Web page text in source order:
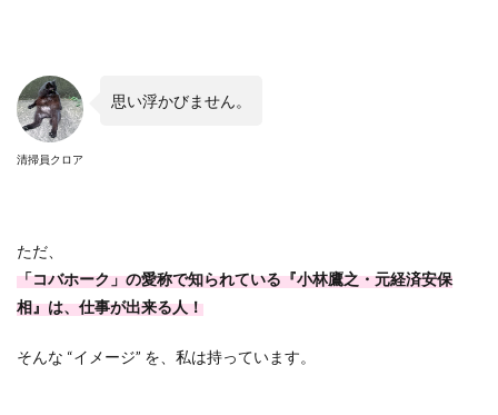
清掃員クロア
思い浮かびません。
ただ、
「コバホーク」の愛称で知られている『小林鷹之・元経済安保
相』は、仕事が出来る人！
そんな “イメージ” を、私は持っています。